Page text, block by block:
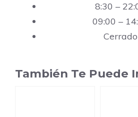
8:30 –
09:00 –
Cerrado
También Te Puede